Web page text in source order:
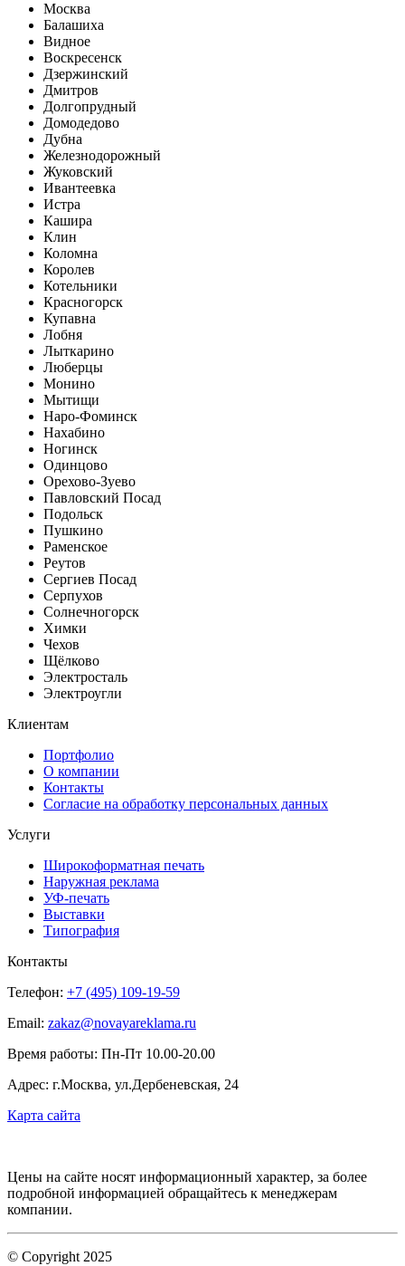
Москва
Балашиха
Видное
Воскресенск
Дзержинский
Дмитров
Долгопрудный
Домодедово
Дубна
Железнодорожный
Жуковский
Ивантеевка
Истра
Кашира
Клин
Коломна
Королев
Котельники
Красногорск
Купавна
Лобня
Лыткарино
Люберцы
Монино
Мытищи
Наро-Фоминск
Нахабино
Ногинск
Одинцово
Орехово-Зуево
Павловский Посад
Подольск
Пушкино
Раменское
Реутов
Сергиев Посад
Серпухов
Солнечногорск
Химки
Чехов
Щёлково
Электросталь
Электроугли
Клиентам
Портфолио
О компании
Контакты
Согласие на обработку персональных данных
Услуги
Широкоформатная печать
Наружная реклама
УФ-печать
Выставки
Типография
Контакты
Телефон: +7 (495) 109-19-59
Email: zakaz@novayareklama.ru
Время работы: Пн-Пт 10.00-20.00
Адрес: г.Москва, ул.Дербеневская, 24
Карта сайта
Цены на сайте носят информационный характер, за более
подробной информацией обращайтесь к менеджерам
компании.
© Copyright 2025